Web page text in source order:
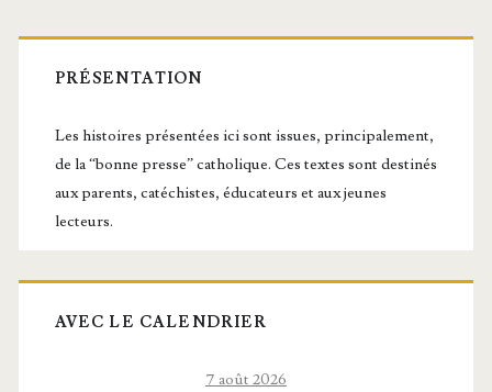
Barre
latérale
principale
PRÉSENTATION
Les histoires présentées ici sont issues, principalement,
de la “bonne presse” catholique. Ces textes sont destinés
aux parents, catéchistes, éducateurs et aux jeunes
lecteurs.
AVEC LE CALENDRIER
7 août 2026